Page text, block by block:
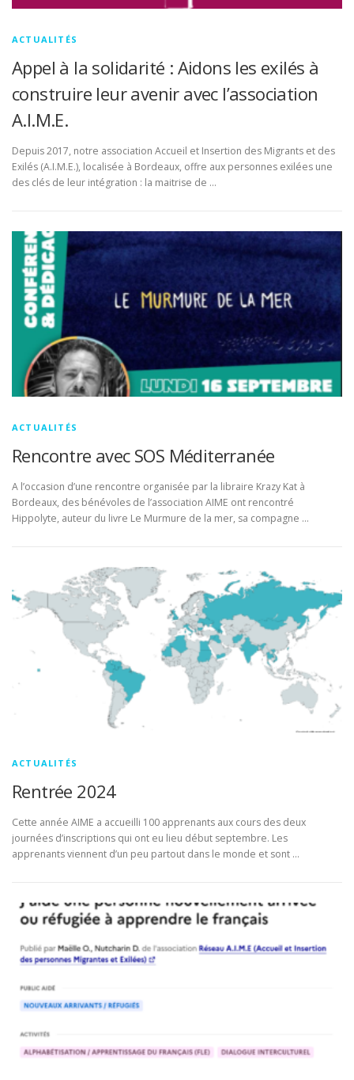
ACTUALITÉS
Appel à la solidarité : Aidons les exilés à
construire leur avenir avec l’association
A.I.M.E.
Depuis 2017, notre association Accueil et Insertion des Migrants et des
Exilés (A.I.M.E.), localisée à Bordeaux, offre aux personnes exilées une
des clés de leur intégration : la maitrise de …
ACTUALITÉS
Rencontre avec SOS Méditerranée
A l’occasion d’une rencontre organisée par la libraire Krazy Kat à
Bordeaux, des bénévoles de l’association AIME ont rencontré
Hippolyte, auteur du livre Le Murmure de la mer, sa compagne …
ACTUALITÉS
Rentrée 2024
Cette année AIME a accueilli 100 apprenants aux cours des deux
journées d’inscriptions qui ont eu lieu début septembre. Les
apprenants viennent d’un peu partout dans le monde et sont …